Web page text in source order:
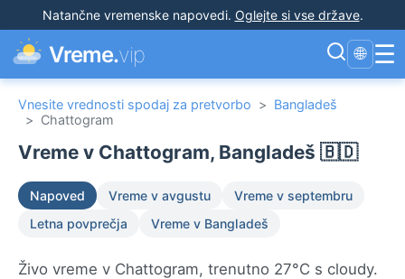
Natančne vremenske napovedi. Oglejte si vse države.
Vreme.vip 🌐 ☰
Vnesite vrednosti spodaj za pretvorbo > Bangladeš
> Chattogram
Vreme v Chattogram, Bangladeš 🇧🇩
Napoved Vreme v avgustu
Vreme v septembru
Letna povprečja
Vreme v Bangladeš
Živo vreme v Chattogram, trenutno 27°C s cloudy.